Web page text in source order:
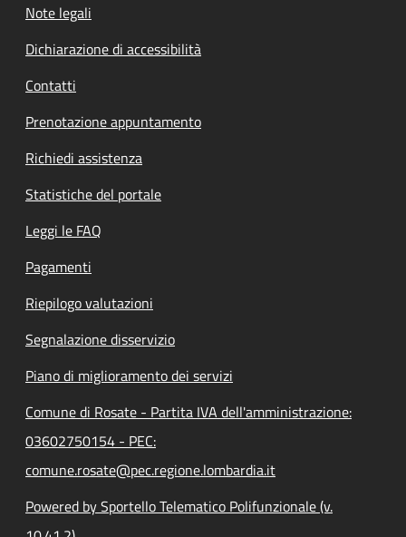
Note legali
Dichiarazione di accessibilità
Contatti
Prenotazione appuntamento
Richiedi assistenza
Statistiche del portale
Leggi le FAQ
Pagamenti
Riepilogo valutazioni
Segnalazione disservizio
Piano di miglioramento dei servizi
Comune di Rosate - Partita IVA dell'amministrazione:
03602750154 - PEC:
comune.rosate@pec.regione.lombardia.it
Powered by Sportello Telematico Polifunzionale (v.